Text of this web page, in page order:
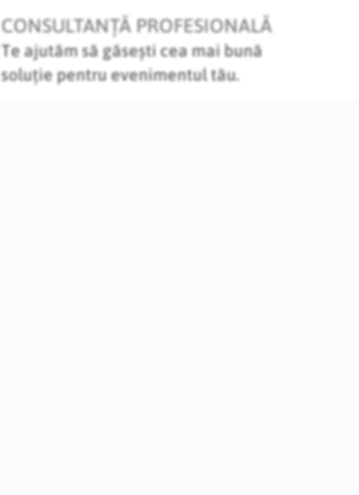
CONSULTANȚĂ PROFESIONALĂ
Te ajutăm să găsești cea mai bună
soluție pentru evenimentul tău.